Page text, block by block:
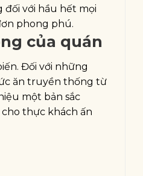
đối với hầu hết mọi
phong phú.
của quán
Đối với những
ăn truyền thống từ
một bản sắc
thực khách ấn